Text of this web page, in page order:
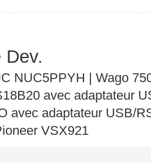
Dev.
NUC5PPYH | Wago
avec adaptateur
avec adaptateur USB/
VSX921